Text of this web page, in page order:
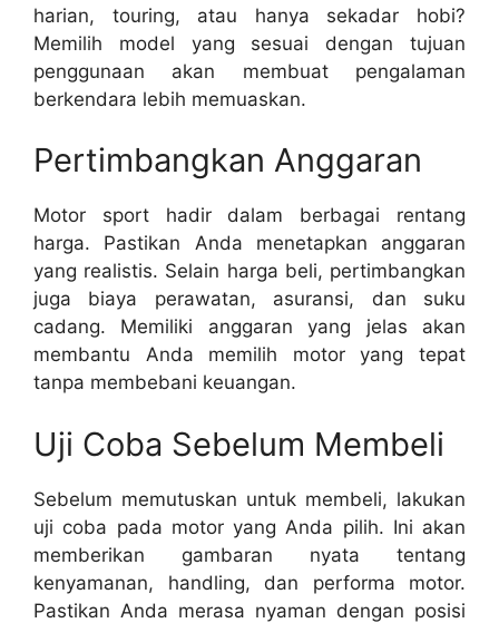
harian, touring, atau hanya sekadar hobi?
Memilih model yang sesuai dengan tujuan
penggunaan akan membuat pengalaman
berkendara lebih memuaskan.
Pertimbangkan Anggaran
Motor sport hadir dalam berbagai rentang
harga. Pastikan Anda menetapkan anggaran
yang realistis. Selain harga beli, pertimbangkan
juga biaya perawatan, asuransi, dan suku
cadang. Memiliki anggaran yang jelas akan
membantu Anda memilih motor yang tepat
tanpa membebani keuangan.
Uji Coba Sebelum Membeli
Sebelum memutuskan untuk membeli, lakukan
uji coba pada motor yang Anda pilih. Ini akan
memberikan gambaran nyata tentang
kenyamanan, handling, dan performa motor.
Pastikan Anda merasa nyaman dengan posisi